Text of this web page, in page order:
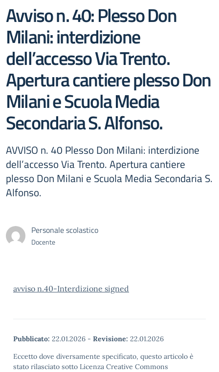
Avviso n. 40: Plesso Don
Milani: interdizione
dell’accesso Via Trento.
Apertura cantiere plesso Don
Milani e Scuola Media
Secondaria S. Alfonso.
AVVISO n. 40 Plesso Don Milani: interdizione
dell’accesso Via Trento. Apertura cantiere
plesso Don Milani e Scuola Media Secondaria S.
Alfonso.
Personale scolastico
Docente
avviso n.40-Interdizione signed
Pubblicato: 22.01.2026 - Revisione: 22.01.2026
Eccetto dove diversamente specificato, questo articolo è
stato rilasciato sotto Licenza Creative Commons